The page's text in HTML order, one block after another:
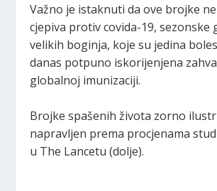
Važno je istaknuti da ove brojke
cjepiva protiv covida-19, sezonske
velikih boginja, koje su jedina
danas potpuno iskorijenjena
globalnoj imunizaciji.
Brojke spašenih života zorno
napravljen prema procjenama
u The Lancetu (dolje).